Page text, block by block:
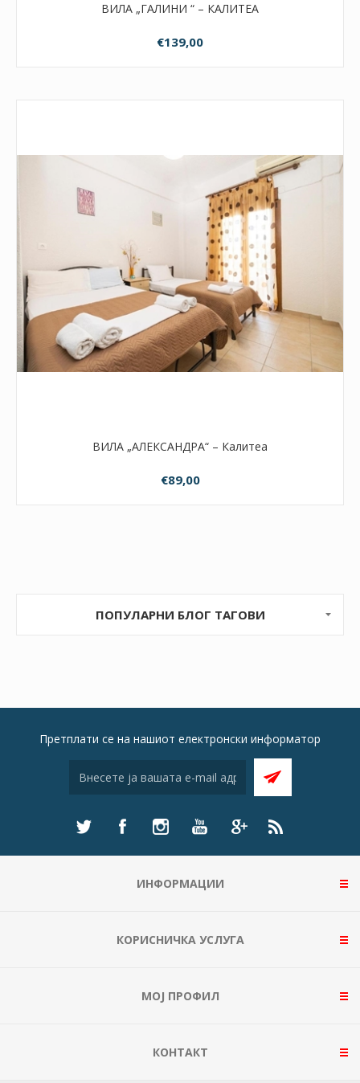
ВИЛА „ГАЛИНИ “ – КАЛИТЕА
€139,00
ВИЛА „АЛЕКСАНДРА“ – Калитеа
€89,00
ПОПУЛАРНИ БЛОГ ТАГОВИ
Претплати се на нашиот електронски информатор
ИНФОРМАЦИИ
КОРИСНИЧКА УСЛУГА
МОЈ ПРОФИЛ
КОНТАКТ